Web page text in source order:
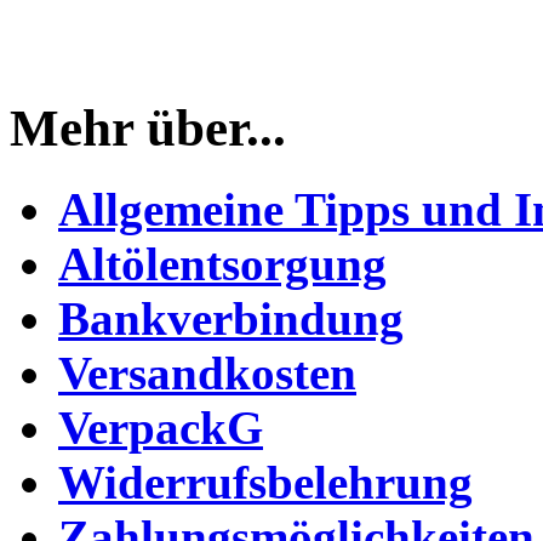
Mehr über...
Allgemeine Tipps und
Altölentsorgung
Bankverbindung
Versandkosten
VerpackG
Widerrufsbelehrung